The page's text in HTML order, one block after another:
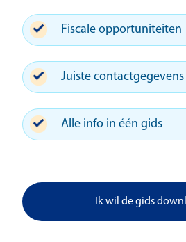
Fiscale opportuniteiten
Juiste contactgegevens
Alle info in één gids
Ik wil de gids